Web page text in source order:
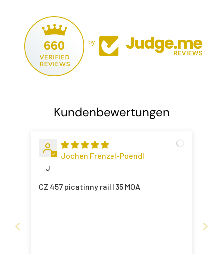
660 by
Kundenbewertungen
J
Jochen Frenzel-Poendl
CZ 457 picatinny rail | 35 MOA